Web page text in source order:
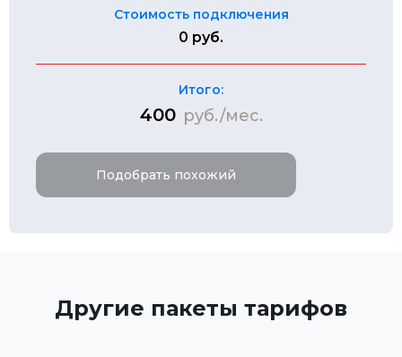
Стоимость подключения
0 руб.
Итого:
400 руб./мес.
Подобрать похожий
Другие пакеты тарифов